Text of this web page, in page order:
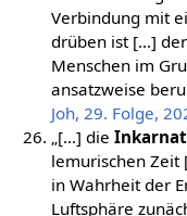
Verbindung mit
drüben ist […]
Menschen im
ansatzweise
Joh, 29. Folge,
„[…] die
lemurischen
in Wahrheit der
Luftsphäre